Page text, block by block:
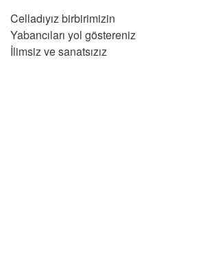
Celladıyız birbirimizin
Yabancıları yol göstereniz
İlimsiz ve sanatsızız